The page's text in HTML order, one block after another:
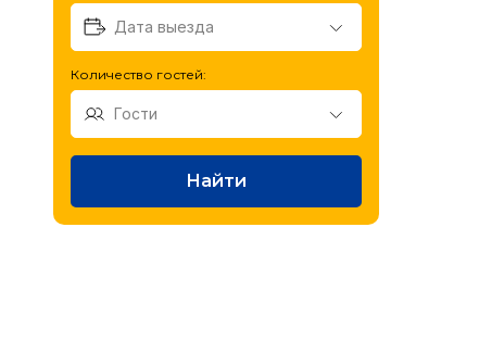
Количество гостей:
Найти